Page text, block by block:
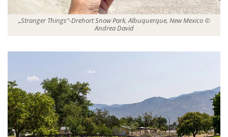
„Stranger Things“-Drehort Snow Park, Albuquerque, New Mexico ©
Andrea David